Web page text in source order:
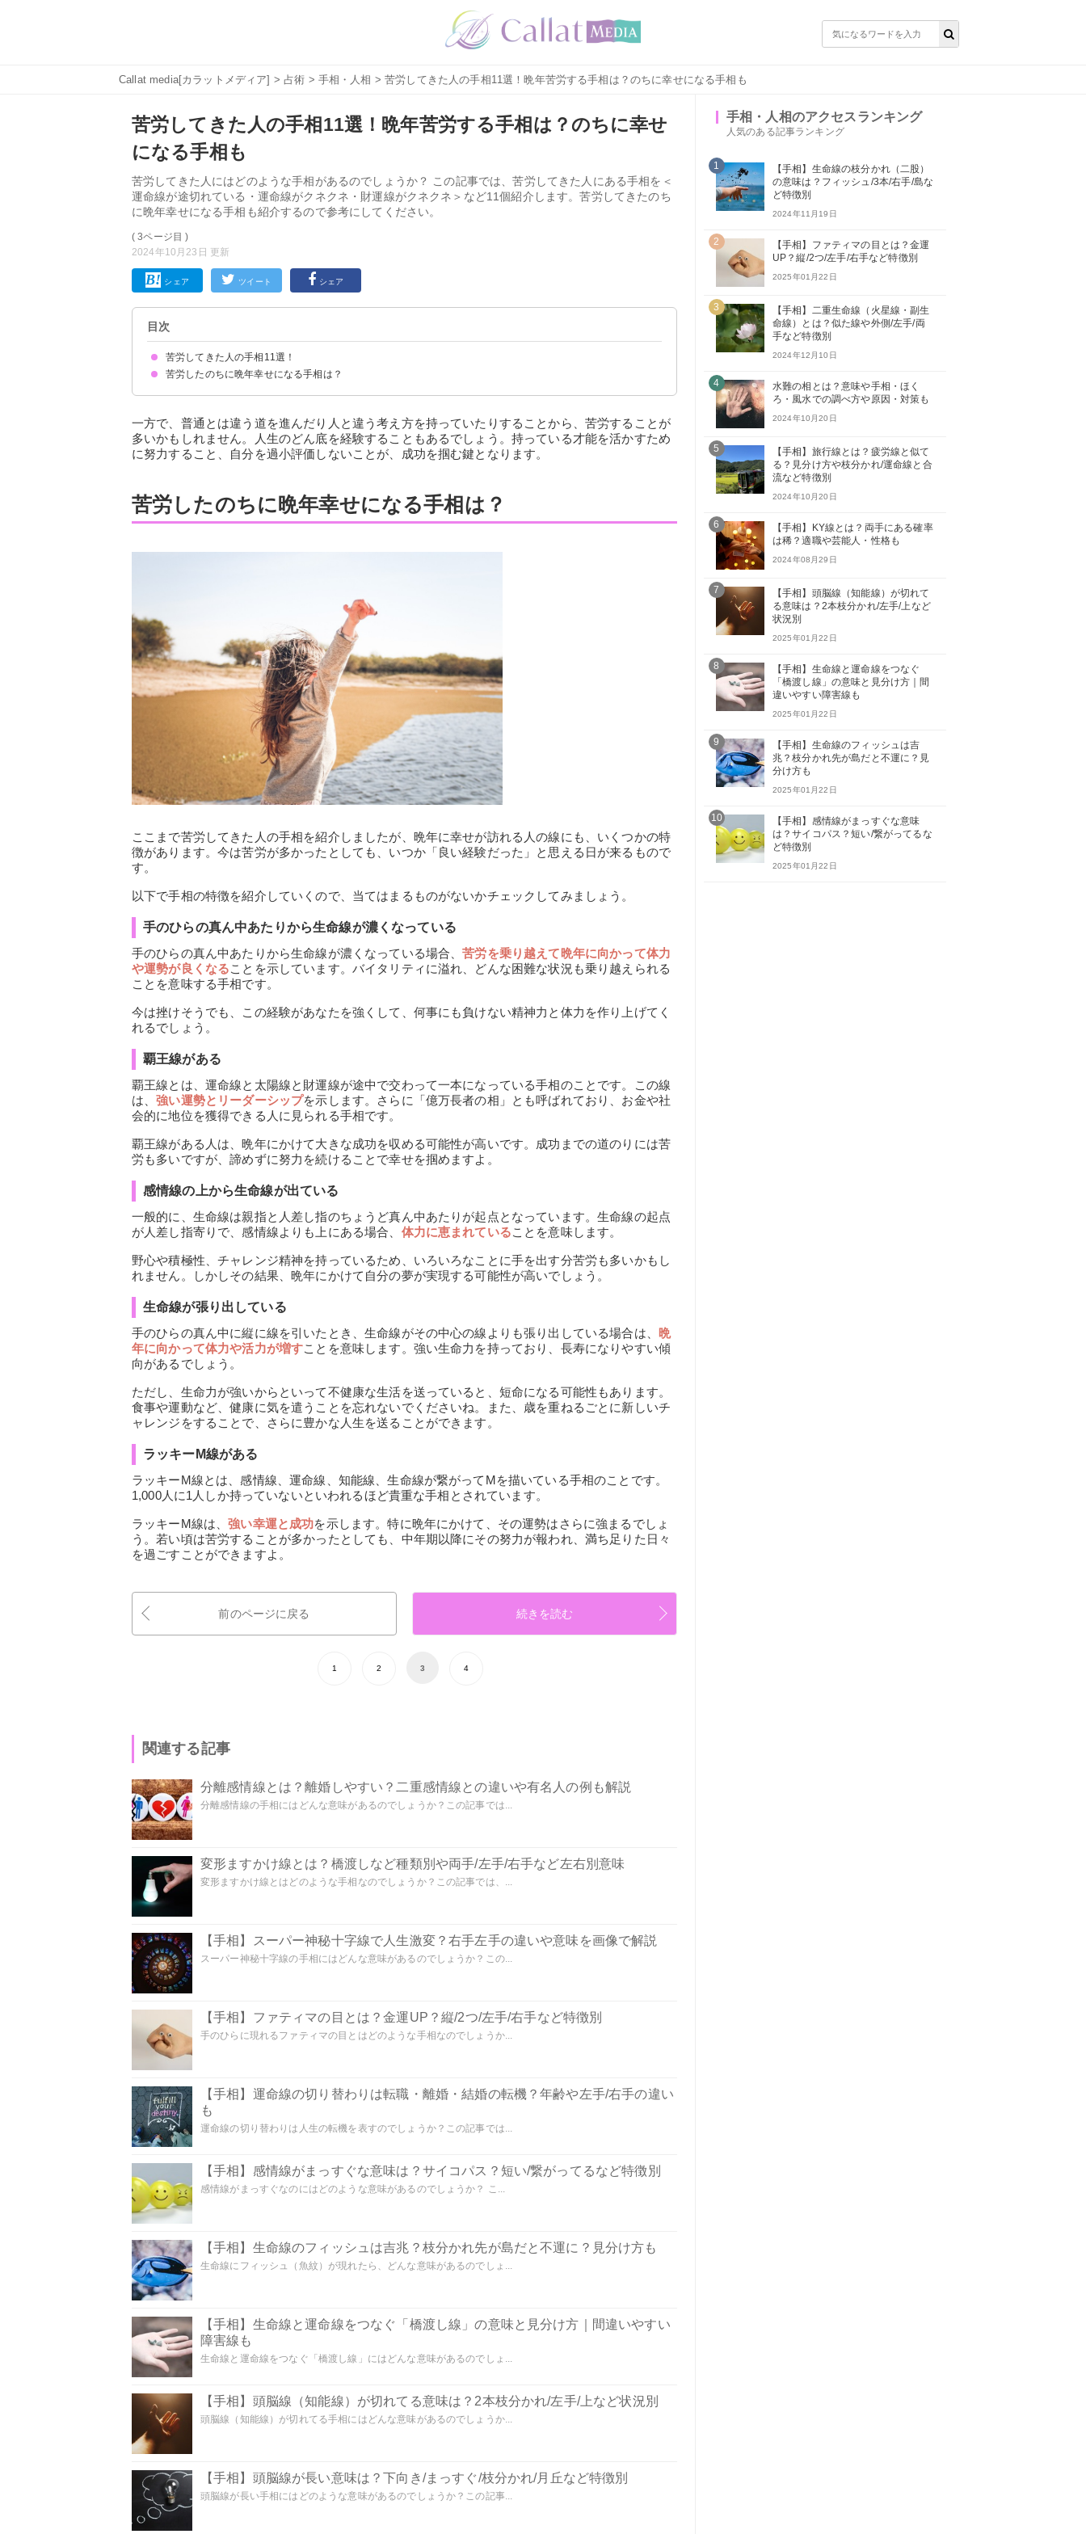
Callat media[カラットメディア] >占術 > 手相・人相 > 苦労してきた人の手相11選！晩年苦労する手相は？のちに幸せになる手相も
苦労してきた人の手相11選！晩年苦労する手相は？のちに幸せ
になる手相も
苦労してきた人にはどのような手相があるのでしょうか？ この記事では、苦労してきた人にある手相を＜
運命線が途切れている・運命線がクネクネ・財運線がクネクネ＞など11個紹介します。苦労してきたのち
に晩年幸せになる手相も紹介するので参考にしてください。
( 3ページ目 )
2024年10月23日 更新
シェア ツイート シェア
目次
苦労してきた人の手相11選！
苦労したのちに晩年幸せになる手相は？
一方で、普通とは違う道を進んだり人と違う考え方を持っていたりすることから、苦労することが
多いかもしれません。人生のどん底を経験することもあるでしょう。持っている才能を活かすため
に努力すること、自分を過小評価しないことが、成功を掴む鍵となります。
苦労したのちに晩年幸せになる手相は？
ここまで苦労してきた人の手相を紹介しましたが、晩年に幸せが訪れる人の線にも、いくつかの特
徴があります。今は苦労が多かったとしても、いつか「良い経験だった」と思える日が来るもので
す。
以下で手相の特徴を紹介していくので、当てはまるものがないかチェックしてみましょう。
手のひらの真ん中あたりから生命線が濃くなっている
手のひらの真ん中あたりから生命線が濃くなっている場合、苦労を乗り越えて晩年に向かって体力
や運勢が良くなることを示しています。バイタリティに溢れ、どんな困難な状況も乗り越えられる
ことを意味する手相です。
今は挫けそうでも、この経験があなたを強くして、何事にも負けない精神力と体力を作り上げてく
れるでしょう。
覇王線がある
覇王線とは、運命線と太陽線と財運線が途中で交わって一本になっている手相のことです。この線
は、強い運勢とリーダーシップを示します。さらに「億万長者の相」とも呼ばれており、お金や社
会的に地位を獲得できる人に見られる手相です。
覇王線がある人は、晩年にかけて大きな成功を収める可能性が高いです。成功までの道のりには苦
労も多いですが、諦めずに努力を続けることで幸せを掴めますよ。
感情線の上から生命線が出ている
一般的に、生命線は親指と人差し指のちょうど真ん中あたりが起点となっています。生命線の起点
が人差し指寄りで、感情線よりも上にある場合、 体力に恵まれていることを意味します。
野心や積極性、チャレンジ精神を持っているため、いろいろなことに手を出す分苦労も多いかもし
れません。しかしその結果、晩年にかけて自分の夢が実現する可能性が高いでしょう。
生命線が張り出している
手のひらの真ん中に縦に線を引いたとき、生命線がその中心の線よりも張り出している場合は、 晩
年に向かって体力や活力が増すことを意味します。強い生命力を持っており、長寿になりやすい傾
向があるでしょう。
ただし、生命力が強いからといって不健康な生活を送っていると、短命になる可能性もあります。
食事や運動など、健康に気を遣うことを忘れないでくださいね。また、歳を重ねるごとに新しいチ
ャレンジをすることで、さらに豊かな人生を送ることができます。
ラッキーM線がある
ラッキーM線とは、感情線、運命線、知能線、生命線が繋がってMを描いている手相のことです。
1,000人に1人しか持っていないといわれるほど貴重な手相とされています。
ラッキーM線は、強い幸運と成功を示します。特に晩年にかけて、その運勢はさらに強まるでしょ
う。若い頃は苦労することが多かったとしても、中年期以降にその努力が報われ、満ち足りた日々
を過ごすことができますよ。
前のページに戻る 続きを読む
1 2 3 4
関連する記事
分離感情線とは？離婚しやすい？二重感情線との違いや有名人の例も解説
分離感情線の手相にはどんな意味があるのでしょうか？この記事では...
変形ますかけ線とは？橋渡しなど種類別や両手/左手/右手など左右別意味
変形ますかけ線とはどのような手相なのでしょうか？この記事では、...
【手相】スーパー神秘十字線で人生激変？右手左手の違いや意味を画像で解説
スーパー神秘十字線の手相にはどんな意味があるのでしょうか？この...
【手相】ファティマの目とは？金運UP？縦/2つ/左手/右手など特徴別
手のひらに現れるファティマの目とはどのような手相なのでしょうか...
【手相】運命線の切り替わりは転職・離婚・結婚の転機？年齢や左手/右手の違い
も
運命線の切り替わりは人生の転機を表すのでしょうか？この記事では...
【手相】感情線がまっすぐな意味は？サイコパス？短い/繋がってるなど特徴別
感情線がまっすぐなのにはどのような意味があるのでしょうか？ こ...
【手相】生命線のフィッシュは吉兆？枝分かれ先が島だと不運に？見分け方も
生命線にフィッシュ（魚紋）が現れたら、どんな意味があるのでしょ...
【手相】生命線と運命線をつなぐ「橋渡し線」の意味と見分け方｜間違いやすい
障害線も
生命線と運命線をつなぐ「橋渡し線」にはどんな意味があるのでしょ...
【手相】頭脳線（知能線）が切れてる意味は？2本枝分かれ/左手/上など状況別
頭脳線（知能線）が切れてる手相にはどんな意味があるのでしょうか...
【手相】頭脳線が長い意味は？下向き/まっすぐ/枝分かれ/月丘など特徴別
頭脳線が長い手相にはどのような意味があるのでしょうか？この記事...
手相・人相のアクセスランキング
人気のある記事ランキング
1
【手相】生命線の枝分かれ（二股）
の意味は？フィッシュ/3本/右手/島な
ど特徴別
2024年11月19日
2
【手相】ファティマの目とは？金運
UP？縦/2つ/左手/右手など特徴別
2025年01月22日
3
【手相】二重生命線（火星線・副生
命線）とは？似た線や外側/左手/両
手など特徴別
2024年12月10日
4
水難の相とは？意味や手相・ほく
ろ・風水での調べ方や原因・対策も
2024年10月20日
5
【手相】旅行線とは？疲労線と似て
る？見分け方や枝分かれ/運命線と合
流など特徴別
2024年10月20日
6
【手相】KY線とは？両手にある確率
は稀？適職や芸能人・性格も
2024年08月29日
7
【手相】頭脳線（知能線）が切れて
る意味は？2本枝分かれ/左手/上など
状況別
2025年01月22日
8
【手相】生命線と運命線をつなぐ
「橋渡し線」の意味と見分け方｜間
違いやすい障害線も
2025年01月22日
9
【手相】生命線のフィッシュは吉
兆？枝分かれ先が島だと不運に？見
分け方も
2025年01月22日
10
【手相】感情線がまっすぐな意味
は？サイコパス？短い/繋がってるな
ど特徴別
2025年01月22日